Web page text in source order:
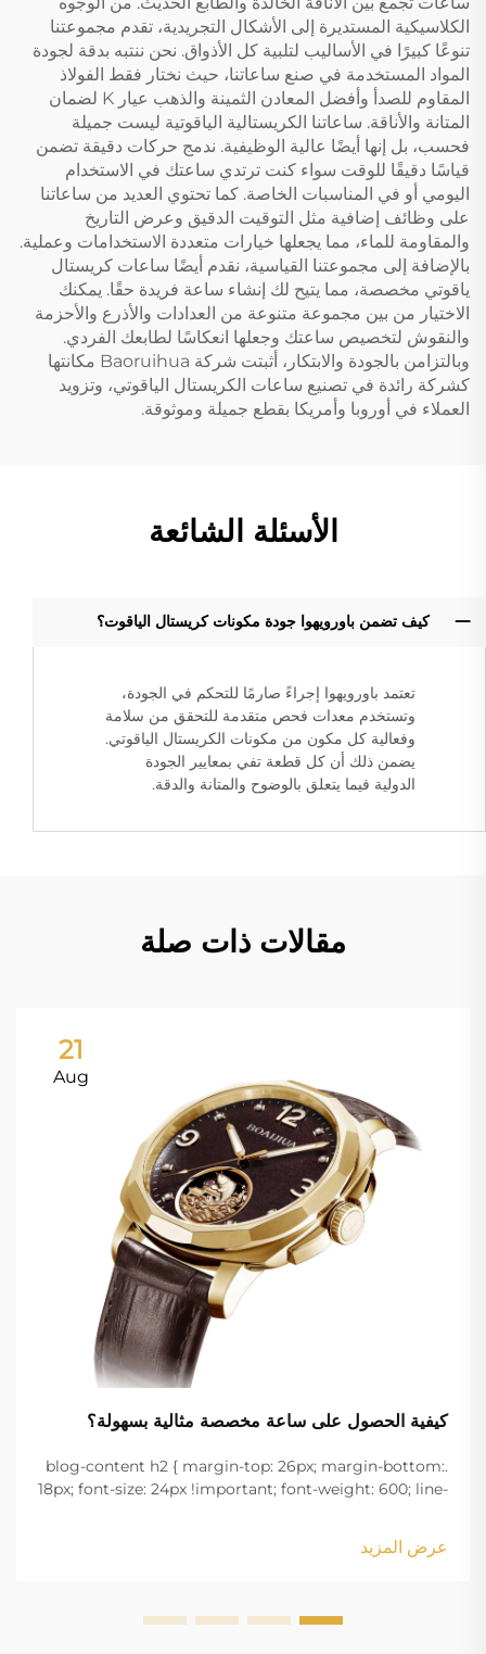
الكلاسيكية المستديرة إلى الأشكال التجريدية، تقدم مجموعتنا
تنوعًا كبيرًا في الأساليب لتلبية كل الأذواق. نحن ننتبه بدقة لجودة
المواد المستخدمة في صنع ساعاتنا، حيث نختار فقط الفولاذ
المقاوم للصدأ وأفضل المعادن الثمينة والذهب عيار K لضمان
المتانة والأناقة. ساعاتنا الكريستالية الياقوتية ليست جميلة
فحسب، بل إنها أيضًا عالية الوظيفية. ندمج حركات دقيقة تضمن
قياسًا دقيقًا للوقت سواء كنت ترتدي ساعتك في الاستخدام
اليومي أو في المناسبات الخاصة. كما تحتوي العديد من ساعاتنا
على وظائف إضافية مثل التوقيت الدقيق وعرض التاريخ
والمقاومة للماء، مما يجعلها خيارات متعددة الاستخدامات وعملية.
بالإضافة إلى مجموعتنا القياسية، نقدم أيضًا ساعات كريستال
ياقوتي مخصصة، مما يتيح لك إنشاء ساعة فريدة حقًا. يمكنك
الاختيار من بين مجموعة متنوعة من العدادات والأذرع والأحزمة
والنقوش لتخصيص ساعتك وجعلها انعكاسًا لطابعك الفردي.
وبالتزامن بالجودة والابتكار، أثبتت شركة Baoruihua مكانتها
كشركة رائدة في تصنيع ساعات الكريستال الياقوتي، وتزويد
العملاء في أوروبا وأمريكا بقطع جميلة وموثوقة.
الأسئلة الشائعة
كيف تضمن باورويهوا جودة مكونات كريستال الياقوت؟
تعتمد باورويهوا إجراءً صارمًا للتحكم في الجودة،
وتستخدم معدات فحص متقدمة للتحقق من سلامة
وفعالية كل مكون من مكونات الكريستال الياقوتي.
يضمن ذلك أن كل قطعة تفي بمعايير الجودة
الدولية فيما يتعلق بالوضوح والمتانة والدقة.
مقالات ذات صلة
21
Aug
كيفية الحصول على ساعة مخصصة مثالية بسهولة؟
.blog-content h2 { margin-top: 26px; margin-bottom:
18px; font-size: 24px !important; font-weight: 600; line-
margin-bottom: 18px; font-size: 20px !important; font-
w...
عرض المزيد